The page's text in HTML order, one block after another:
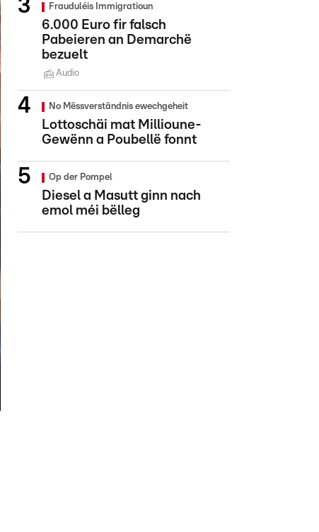
Frauduléis Immigratioun
6.000 Euro fir falsch
Pabeieren an Demarchë
bezuelt
Audio
No Mëssverständnis ewechgeheit
Lottoschäi mat Millioune-
Gewënn a Poubellë fonnt
Op der Pompel
Diesel a Masutt ginn nach
emol méi bëlleg